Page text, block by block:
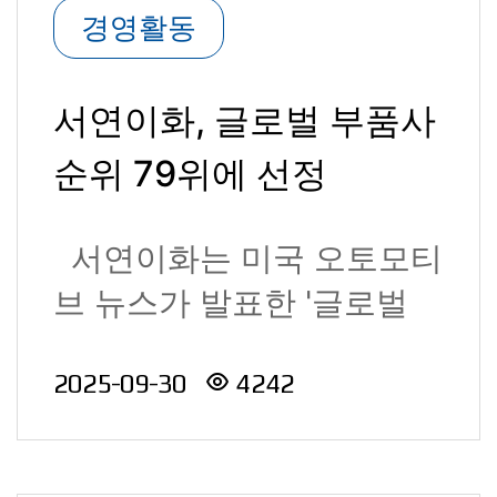
경영활동
서연이화, 글로벌 부품사
순위 79위에 선정
서연이화는 미국 오토모티
브 뉴스가 발표한 '글로벌
2025-09-30 4242